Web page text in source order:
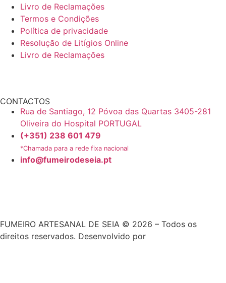
Livro de Reclamações
Termos e Condições
Política de privacidade
Resolução de Litígios Online
Livro de Reclamações
CONTACTOS
Rua de Santiago, 12 Póvoa das Quartas 3405-281
Oliveira do Hospital PORTUGAL
(+351) 238 601 479
*Chamada para a rede fixa nacional
info@fumeirodeseia.pt
FUMEIRO ARTESANAL DE SEIA © 2026 – Todos os
direitos reservados. Desenvolvido por